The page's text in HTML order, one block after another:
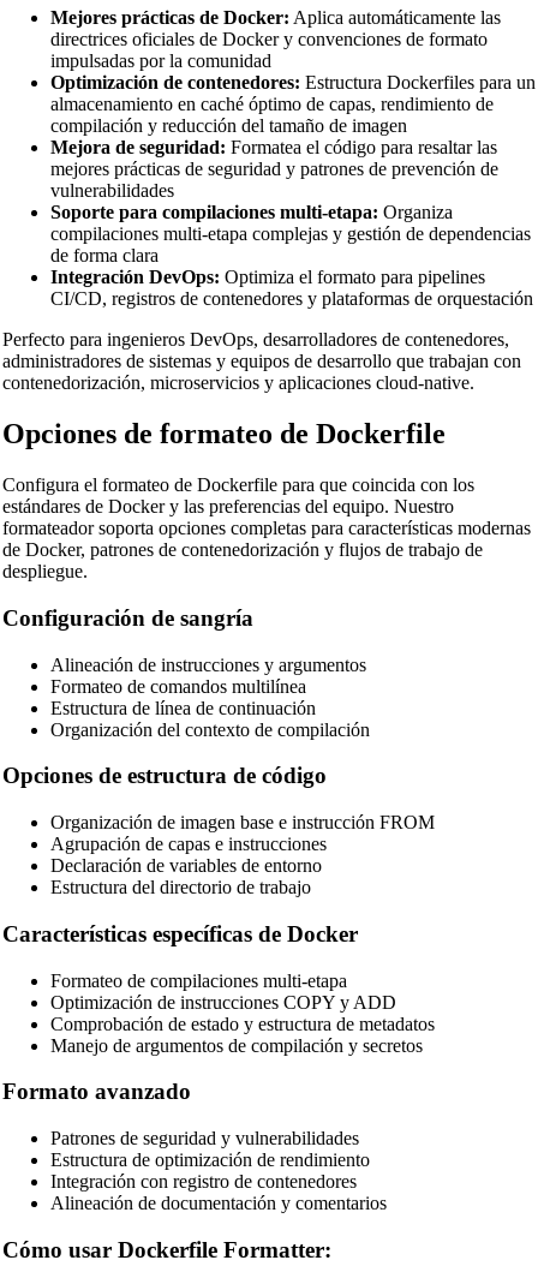
🔗Related Tools
📝Formateadores y Embellecedores de Código
🔧 HERRAMIENTAS
HTML Beautifier
CSS Beautifier
JSX Beautifier
Vue Beautifier
SCSS Beautifier
XML Beautifier
YAML Beautifier
SQL Beautifier
MySQL SQL Beautifier
PostgreSQL SQL Beautifier
MongoDB Query Beautifier
Nginx Config Beautifier
Apache Config Beautifier
Python Beautifier
Java Code Beautifier
PHP Beautifier
Mejores prácticas de Docker: Aplica automáticamente las
directrices oficiales de Docker y convenciones de formato
impulsadas por la comunidad
Optimización de contenedores: Estructura Dockerfiles para un
almacenamiento en caché óptimo de capas, rendimiento de
compilación y reducción del tamaño de imagen
Mejora de seguridad: Formatea el código para resaltar las
mejores prácticas de seguridad y patrones de prevención de
vulnerabilidades
Soporte para compilaciones multi-etapa: Organiza
compilaciones multi-etapa complejas y gestión de dependencias
de forma clara
Integración DevOps: Optimiza el formato para pipelines
CI/CD, registros de contenedores y plataformas de orquestación
Perfecto para ingenieros DevOps, desarrolladores de contenedores,
administradores de sistemas y equipos de desarrollo que trabajan con
contenedorización, microservicios y aplicaciones cloud-native.
Opciones de formateo de Dockerfile
Configura el formateo de Dockerfile para que coincida con los
estándares de Docker y las preferencias del equipo. Nuestro
formateador soporta opciones completas para características modernas
de Docker, patrones de contenedorización y flujos de trabajo de
despliegue.
Configuración de sangría
Alineación de instrucciones y argumentos
Formateo de comandos multilínea
Estructura de línea de continuación
Organización del contexto de compilación
Opciones de estructura de código
Organización de imagen base e instrucción FROM
Agrupación de capas e instrucciones
Declaración de variables de entorno
Estructura del directorio de trabajo
Características específicas de Docker
Formateo de compilaciones multi-etapa
Optimización de instrucciones COPY y ADD
Comprobación de estado y estructura de metadatos
Manejo de argumentos de compilación y secretos
Formato avanzado
Patrones de seguridad y vulnerabilidades
Estructura de optimización de rendimiento
Integración con registro de contenedores
Alineación de documentación y comentarios
Cómo usar Dockerfile Formatter: